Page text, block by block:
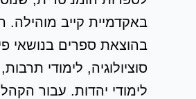
באקדמיית קייב
בהוצאת ספרים בנושאי
סוציולוגיה, לימודי
לימודי יהדות. עבור